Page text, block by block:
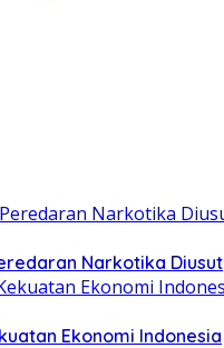
Narkotika Diusut
Ekonomi Indonesia